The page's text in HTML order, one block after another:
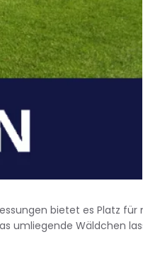
bietet es Platz für
umliegende Wäldchen